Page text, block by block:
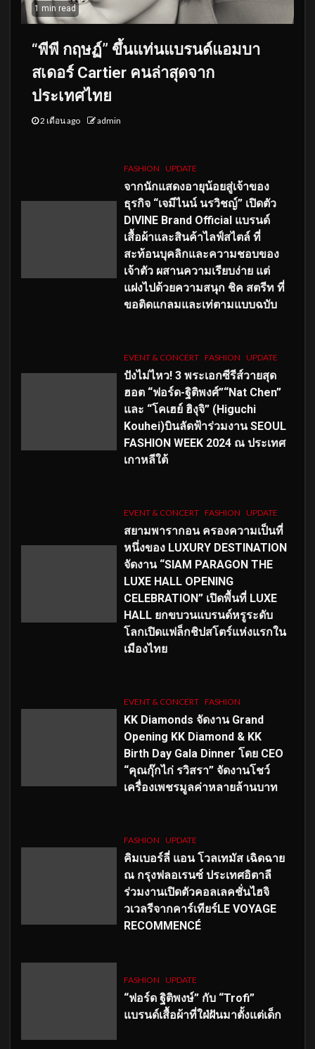
1 min read
“พีพี กฤษฏ์” ขึ้นแท่นแบรนด์แอมบา
สเดอร์ Cartier คนล่าสุดจาก
ประเทศไทย
2 เดือน ago admin
FASHION UPDATE
จากนักแสดงอายุน้อยสู่เจ้าของ
ธุรกิจ “เจมีไนน์ นรวิชญ์” เปิดตัว
DIVINE Brand Official แบรนด์
เสื้อผ้าและสินค้าไลฟ์สไตล์ ที่
สะท้อนบุคลิกและความชอบของ
เจ้าตัว ผสานความเรียบง่าย แต่
แฝงไปด้วยความสนุก ชิค สตรีท ที่
ขอติดแกลมและเท่ตามแบบฉบับ
EVENT & CONCERT FASHION UPDATE
ปังไม่ไหว! 3 พระเอกซีรีส์วายสุด
ฮอต “ฟอร์ด-ฐิติพงศ์”“Nat Chen”
และ “โคเฮย์ ฮิงุจิ” (Higuchi
Kouhei)บินลัดฟ้าร่วมงาน SEOUL
FASHION WEEK 2024 ณ ประเทศ
เกาหลีใต้
EVENT & CONCERT FASHION UPDATE
สยามพารากอน ครองความเป็นที่
หนึ่งของ LUXURY DESTINATION
จัดงาน “SIAM PARAGON THE
LUXE HALL OPENING
CELEBRATION” เปิดพื้นที่ LUXE
HALL ยกขบวนแบรนด์หรูระดับ
โลกเปิดแฟล็กชิปสโตร์แห่งแรกใน
เมืองไทย
EVENT & CONCERT FASHION
KK Diamonds จัดงาน Grand
Opening KK Diamond & KK
Birth Day Gala Dinner โดย CEO
“คุณกุ๊กไก่ รวิสรา” จัดงานโชว์
เครื่องเพชรมูลค่าหลายล้านบาท
FASHION UPDATE
คิมเบอร์ลี่ แอน โวลเทมัส เฉิดฉาย
ณ กรุงฟลอเรนซ์ ประเทศอิตาลี
ร่วมงานเปิดตัวคอลเลคชั่นไฮจิ
วเวลรีจากคาร์เทียร์LE VOYAGE
RECOMMENCÉ
FASHION UPDATE
“ฟอร์ด ฐิติพงษ์” กับ “Trofi”
แบรนด์เสื้อผ้าที่ใฝ่ฝันมาตั้งแต่เด็ก